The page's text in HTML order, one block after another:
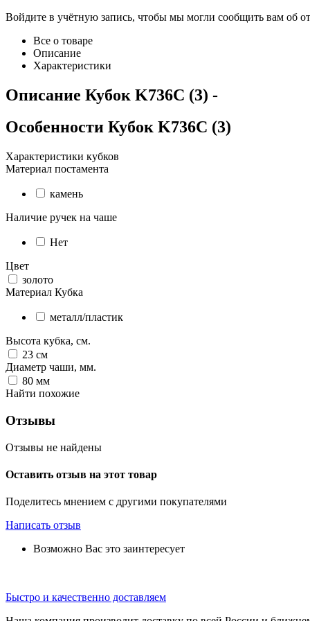
Войдите в учётную запись, чтобы мы могли сообщить вам об
Все о товаре
Описание
Характеристики
Описание Кубок K736C (3) -
Особенности Кубок K736C (3)
Характеристики кубков
Материал постамента
камень
Наличие ручек на чаше
Нет
Цвет
золото
Материал Кубка
металл/пластик
Высота кубка, см.
23 см
Диаметр чаши, мм.
80 мм
Найти похожие
Отзывы
Отзывы не найдены
Оставить отзыв на этот товар
Поделитесь мнением с другими покупателями
Написать отзыв
Возможно Вас это заинтересует
Быстро и качественно доставляем